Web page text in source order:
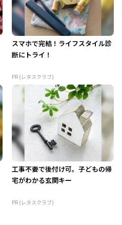
スマホで完結！ライフスタイル診
断にトライ！
PR (レタスクラブ)
工事不要で後付け可。子どもの帰
宅がわかる玄関キー
PR (レタスクラブ)